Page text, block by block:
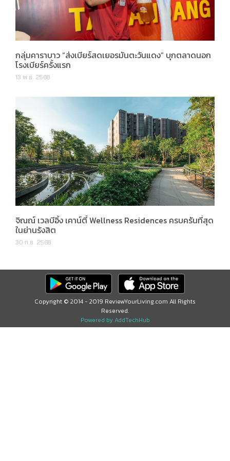
กลุ่มคาราบาว “ส่งเบียร์สดเยอรมันตะวันแดง” บุกตลาดนอก
โรงเบียร์ครั้งแรก
13 พ.ย. 2568
จิณณ์ เวลบีอิ้ง เคาน์ตี้ Wellness Residences ครบครันที่สุด
ในย่านรังสิต
30 ก.ย. 2568
Copyright © 2014 - 2019 ReviewYourLiving.com All Rights
Reserved.
Powered by AddTechHub